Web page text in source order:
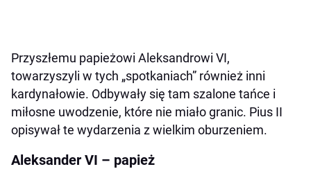
Przyszłemu papieżowi Aleksandrowi VI,
towarzyszyli w tych „spotkaniach” również inni
kardynałowie. Odbywały się tam szalone tańce i
miłosne uwodzenie, które nie miało granic. Pius II
opisywał te wydarzenia z wielkim oburzeniem.
Aleksander VI – papież